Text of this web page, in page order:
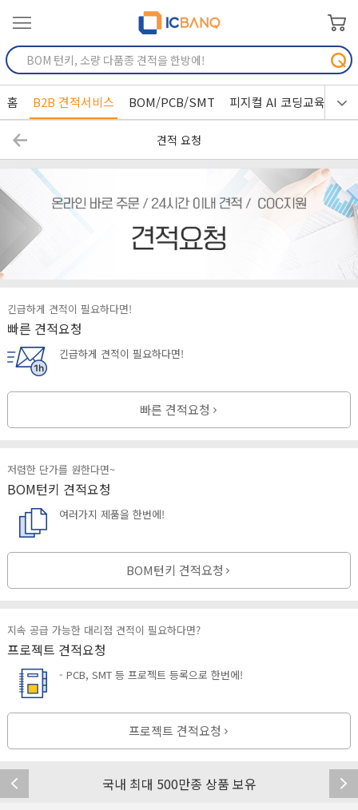
홈 B2B 견적서비스 BOM/PCB/SMT 피지컬 AI 코딩교육
견적 요청
긴급하게 견적이 필요하다면!
빠른 견적요청
긴급하게 견적이 필요하다면!
빠른 견적요청
저렴한 단가를 원한다면~
BOM턴키 견적요청
여러가지 제품을 한번에!
BOM턴키 견적요청
지속 공급 가능한 대리점 견적이 필요하다면?
프로젝트 견적요청
- PCB, SMT 등 프로젝트 등록으로 한번에!
프로젝트 견적요청
국내 최대 500만종 상품 보유